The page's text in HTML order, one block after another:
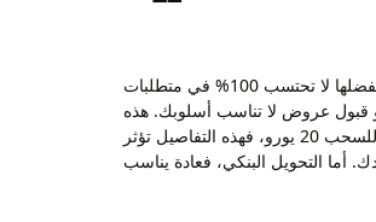
وإذا كنت تفضل المخاطرة العالية مقابل فرص ربح أكبر، فستجد ذلك أكثر في بعض السلوتس مرتفعة التذبذب أو في رهانات طاولات محددة. إذا كانت اللعبة التي تفضلها لا تحتسب 100% في متطلبات
قبول عروض لا تناسب أسلوبك. هذه
نقطة مهمة جداً في أي كازينو أونلاين لأن تجاهلها قد يؤدي إلى تأخير أول سحب حتى بعد الموافقة على الطلب. إذا كان الحد الأدنى للإيداع 10 يورو والحد الأدنى للسحب 20 يورو، فهذه التفاصيل تؤثر